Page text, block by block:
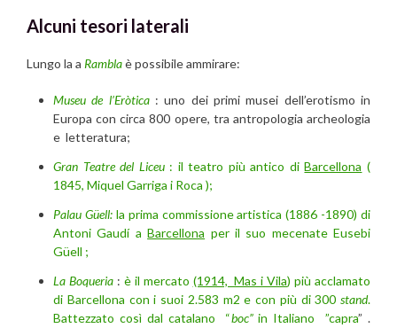
Alcuni tesori laterali
Lungo la a Ramblaè possibile ammirare:
Museu de l’Eròtica : uno dei primi musei dell’erotismo in
Europa con circa 800 opere, tra antropologia archeologia
e letteratura;
Gran Teatre del Liceu : il teatro più antico diBarcellona (
1845, Miquel Garriga i Roca );
Palau Güell: la prima commissione artistica (1886 -1890) di
Antoni Gaudí aBarcellona per il suo mecenate Eusebi
Güell ;
La Boqueria: è il mercato (1914, Mas i Vila) più acclamato
di Barcellona con i suoi 2.583 m2 e con più di 300 stand.
Battezzato così dal catalano “boc”in Italiano ”capra” .